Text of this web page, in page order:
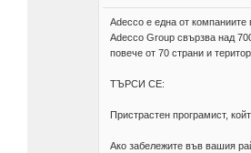
Adecco е една от компаниите
Adecco Group свързва над
повече от 70 страни и
ТЪРСИ СЕ:
Пристрастен програмист,
Ако забележите във вашия